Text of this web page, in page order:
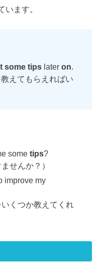
います。
some tips lateron.
えてもらえればい
sometips?
せんか？）
improve my
いくつか教えてくれ